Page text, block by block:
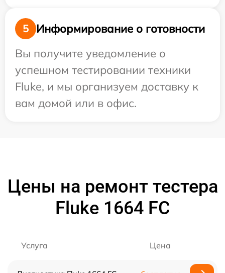
5
Информирование о готовности
Вы получите уведомление о
успешном тестировании техники
Fluke, и мы организуем доставку к
вам домой или в офис.
Цены на ремонт тестера
Fluke 1664 FC
Услуга Цена